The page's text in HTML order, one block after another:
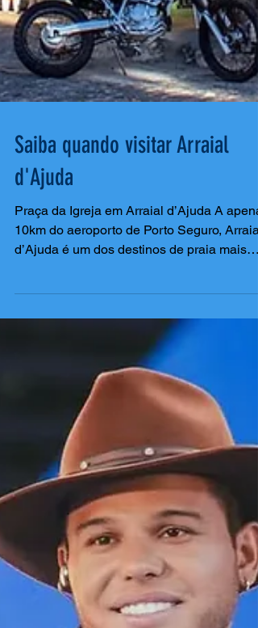
Saiba quando visitar Arraial
d'Ajuda
organizados, agradáveis e charmosos do
Brasil. De todas as cidades e vilarejos do
litoral do Sul da Bahia, Arraial é a que tem
mais chance de agradar a mais pessoas. O
centrinho de Arraial d’Ajuda oferece uma
fartura de pousadas que cabem em todos
bolsos e quem se hospeda por alí está a
uma curta caminhada dos restaurantes e da
vida noturna. A famo